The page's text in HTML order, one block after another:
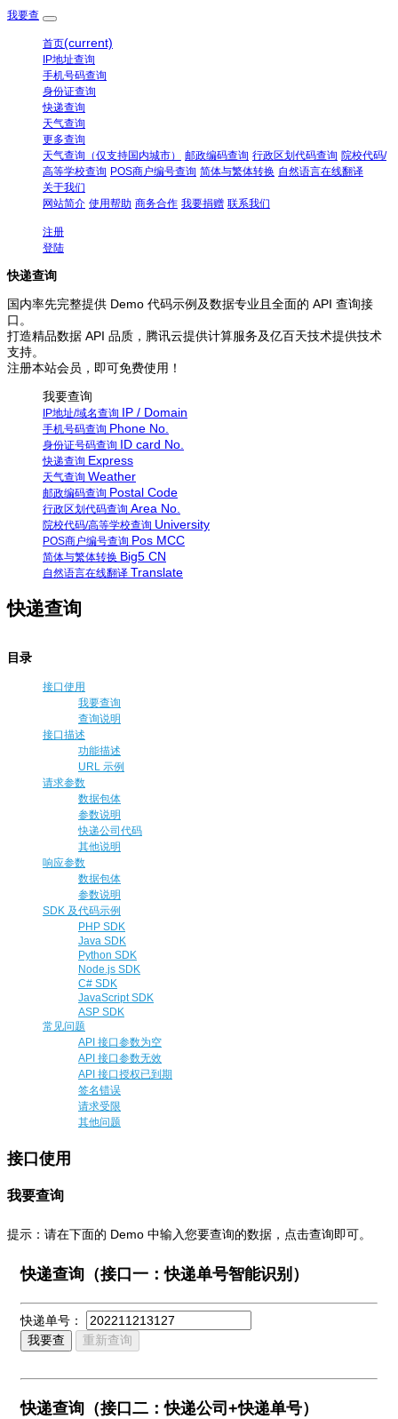
我要查
首页(current)
IP地址查询
手机号码查询
身份证查询
快递查询
天气查询
更多查询
天气查询（仅支持国内城市）
邮政编码查询 行政区划代码查询 院校代码/
高等学校查询 POS商户编号查询 简体与繁体转换 自然语言在线翻译
关于我们
网站简介 使用帮助 商务合作 我要捐赠 联系我们
注册
登陆
快递查询
国内率先完整提供 Demo 代码示例及数据专业且全面的 API 查询接
口。
打造精品数据 API 品质，腾讯云提供计算服务及亿百天技术提供技术
支持。
注册本站会员，即可免费使用！
我要查询
IP地址/域名查询 IP / Domain
手机号码查询 Phone No.
身份证号码查询 ID card No.
快递查询 Express
天气查询 Weather
邮政编码查询 Postal Code
行政区划代码查询 Area No.
院校代码/高等学校查询 University
POS商户编号查询 Pos MCC
简体与繁体转换 Big5 CN
自然语言在线翻译 Translate
快递查询
目录
接口使用
我要查询
查询说明
接口描述
功能描述
URL 示例
请求参数
数据包体
参数说明
快递公司代码
其他说明
响应参数
数据包体
参数说明
SDK 及代码示例
PHP SDK
Java SDK
Python SDK
Node.js SDK
C# SDK
JavaScript SDK
ASP SDK
常见问题
API 接口参数为空
API 接口参数无效
API 接口授权已到期
签名错误
请求受限
其他问题
接口使用
我要查询
提示：请在下面的 Demo 中输入您要查询的数据，点击查询即可。
快递查询（接口一：快递单号智能识别）
快递单号：
我要查
重新查询
快递查询（接口二：快递公司+快递单号）